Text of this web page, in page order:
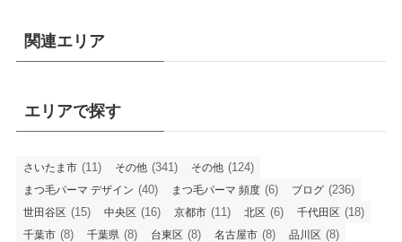
関連エリア
エリアで探す
さいたま市 (11) その他 (341) その他 (124)
まつ毛パーマ デザイン (40) まつ毛パーマ 頻度 (6) ブログ (236)
世田谷区 (15) 中央区 (16) 京都市 (11) 北区 (6) 千代田区 (18)
千葉市 (8) 千葉県 (8) 台東区 (8) 名古屋市 (8) 品川区 (8)